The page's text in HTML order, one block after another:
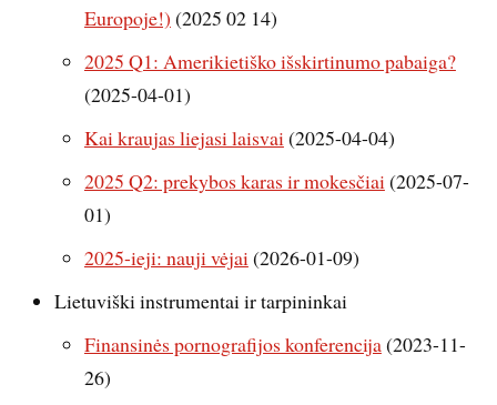
Europoje!) (2025 02 14)
2025 Q1: Amerikietiško išskirtinumo pabaiga?
(2025-04-01)
Kai kraujas liejasi laisvai(2025-04-04)
2025 Q2: prekybos karas ir mokesčiai(2025-07-
01)
2025-ieji: nauji vėjai(2026-01-09)
Lietuviški instrumentai ir tarpininkai
Finansinės pornografijos konferencija(2023-11-
26)